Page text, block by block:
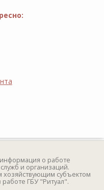
о работе
и организаций.
хозяйствующим субъектом
работе ГБУ "Ритуал".